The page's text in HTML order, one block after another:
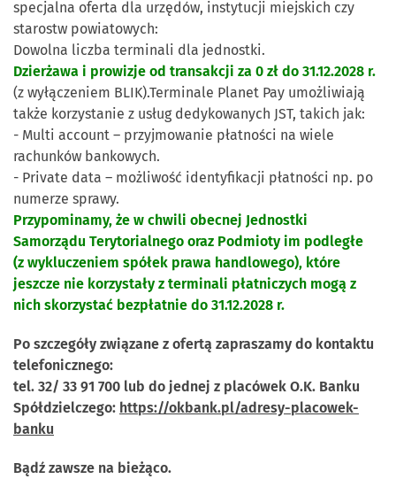
specjalna oferta dla urzędów, instytucji miejskich czy
starostw powiatowych:
Dowolna liczba terminali dla jednostki.
Dzierżawa i prowizje od transakcji za 0 zł do 31.12.2028 r.
(z wyłączeniem BLIK).Terminale Planet Pay umożliwiają
także korzystanie z usług dedykowanych JST, takich jak:
- Multi account – przyjmowanie płatności na wiele
rachunków bankowych.
- Private data – możliwość identyfikacji płatności np. po
numerze sprawy.
Przypominamy, że w chwili obecnej Jednostki
Samorządu Terytorialnego oraz Podmioty im podległe
(z wykluczeniem spółek prawa handlowego), które
jeszcze nie korzystały z terminali płatniczych mogą z
nich skorzystać bezpłatnie do 31.12.2028 r.
Po szczegóły związane z ofertą zapraszamy do kontaktu
telefonicznego:
tel. 32/ 33 91 700 lub do jednej z placówek O.K. Banku
Spółdzielczego: https://okbank.pl/adresy-placowek-
banku
Bądź zawsze na bieżąco.